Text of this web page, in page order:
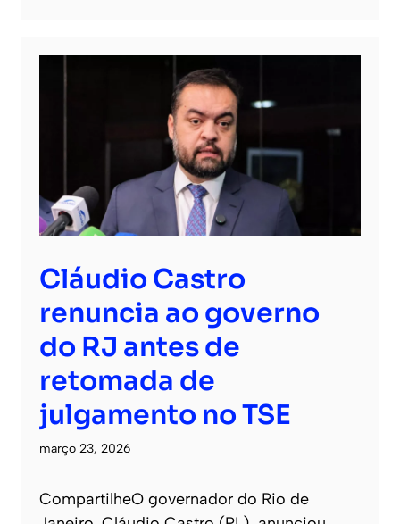
Cláudio Castro
renuncia ao governo
do RJ antes de
retomada de
julgamento no TSE
março 23, 2026
CompartilheO governador do Rio de